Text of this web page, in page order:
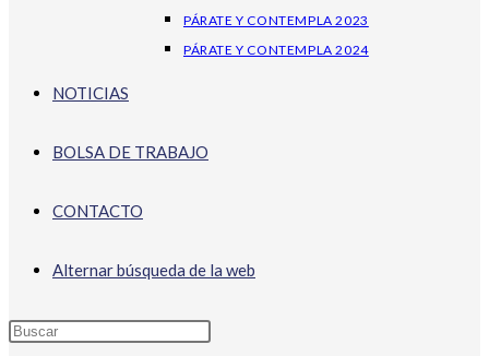
PÁRATE Y CONTEMPLA 2023
PÁRATE Y CONTEMPLA 2024
NOTICIAS
BOLSA DE TRABAJO
CONTACTO
Alternar búsqueda de la web